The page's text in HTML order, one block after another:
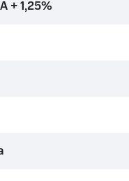
+ 1,25%